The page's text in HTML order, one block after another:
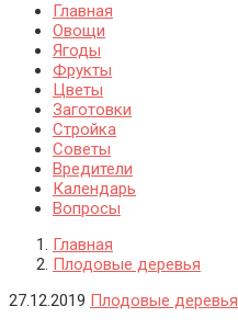
Главная
Овощи
Ягоды
Фрукты
Цветы
Заготовки
Стройка
Советы
Вредители
Календарь
Вопросы
Главная
Плодовые деревья
27.12.2019 Плодовые деревья